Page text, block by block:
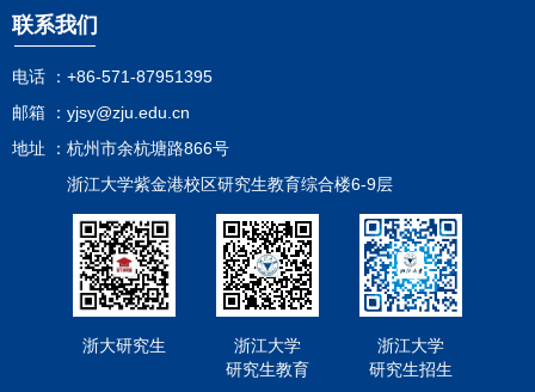
留意本科生院通知； 2、研究生公共课助教（研究生公共英
语、政治等）由研究生培养处经办。 四、联系人 研工部联系
人：何老师，联系电话：87951446，hejunjie@zju.edu.cn；
zhenglz@zju.edu.cn； 院系联系人：详见附件4。 附件1：操
作指南.doc附件2：院系助管津贴发放表.xls附件3：机关和直属
务处研究生管理处2012年5月30日
人
研究生院管理
2011年12月26日
质不对，影响后续配套等工作。 （3）学校进行配套的学生类
别为，尚在规定学制内的：07级之前（不含07级）的非在职博士
生，应届法硕生， 7年制医学硕士生，非在职少民计划研究生。
个月合计1500元），硕士生导师每月发放>=100，学校每月补贴
50元（合计250元）的标准进行配套。 学校于导师发放完成
后，研究生院管理处依据财务处的数据和学籍情况，统一配
助研发放，否则部分学生将无法配套。 （5）学校每年四次的
助研发放时间为：1月份（秋冬学期助研），3月份（寒假助
研），6月份（春夏学期助研），9月份（暑期助研），如导师在
上一次遗漏未发放的，可在下次补发，但学校配套部分原则上不
生，也不能发放给本科学号的学生。 （7）博士生激励计划的
学生本次也按助研方式操作，详情留意培养处相关文件和通知。
联系我们
电话 ： +86-571-87951395
邮箱 ： yjsy@zju.edu.cn
地址 ： 杭州市余杭塘路866号
浙江大学紫金港校区研究生教育综合楼6-9层
浙大研究生
浙江大学
研究生教育
浙江大学
研究生招生